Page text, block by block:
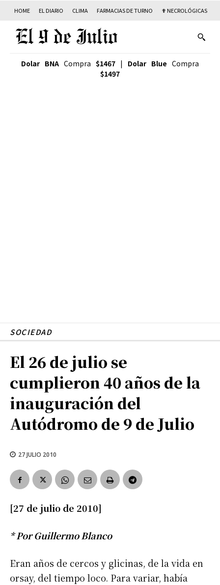
HOME EL DIARIO CLIMA FARMACIAS DE TURNO ✟ NECROLÓGICAS
Dolar BNA Compra $1467 | Dolar Blue Compra
$1497
SOCIEDAD
El 26 de julio se
cumplieron 40 años de la
inauguración del
Autódromo de 9 de Julio
27 JULIO 2010
[27 de julio de 2010]
* Por Guillermo Blanco
Eran años de cercos y glicinas, de la vida en
orsay, del tiempo loco. Para variar, había